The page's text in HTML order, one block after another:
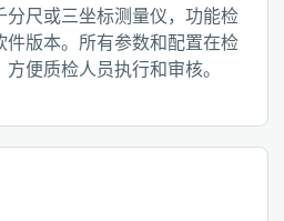
分尺或三坐标测量仪，功能检
件版本。所有参数和配置在检
便质检人员执行和审核。